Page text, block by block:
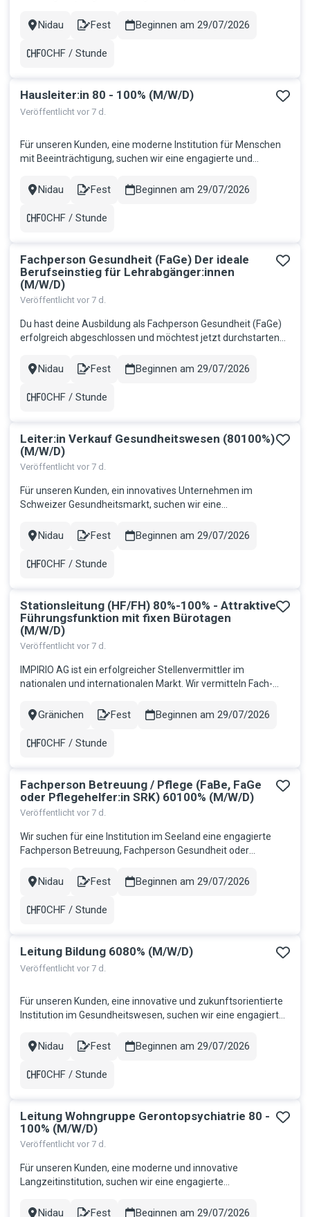
Leitungsperson Nachtwache 80-100%. Ihr Aufgabengebiet:
Nachtwache...
Stadt
Nidau
Contract
Fest Beginnen am 29/07/2026
Gehalt
0CHF / Stunde
Hausleiter:in 80 - 100% (M/W/D)
Veröffentlicht vor 7 d.
Für unseren Kunden, eine moderne Institution für Menschen
mit Beeinträchtigung, suchen wir eine engagierte und
Teamleitung Wohngruppe. In dieser vielseitigen Funktion
und gestalten gemeinsam m...
Stadt
Nidau
Contract
Fest Beginnen am 29/07/2026
Gehalt
0CHF / Stunde
Fachperson Gesundheit (FaGe) Der ideale
Berufseinstieg für Lehrabgänger:innen
(M/W/D)
Veröffentlicht vor 7 d.
Du hast deine Ausbildung als Fachperson Gesundheit (FaGe)
erfolgreich abgeschlossen und möchtest jetzt durchstarten?
Langzeitpflege oder Spitex - wir finden gemeinsam die
einbringen und den ideale...
Stadt
Nidau
Contract
Fest Beginnen am 29/07/2026
Gehalt
0CHF / Stunde
Leiter:in Verkauf Gesundheitswesen (80100%)
(M/W/D)
Veröffentlicht vor 7 d.
Für unseren Kunden, ein innovatives Unternehmen im
Schweizer Gesundheitsmarkt, suchen wir eine
Leidenschaft für Verkauf und Menschen. Ihre Aufgaben:
Stadt
Nidau
Contract
Fest Beginnen am 29/07/2026
Gehalt
0CHF / Stunde
Stationsleitung (HF/FH) 80%-100% - Attraktive
Führungsfunktion mit fixen Bürotagen
(M/W/D)
Veröffentlicht vor 7 d.
IMPIRIO AG ist ein erfolgreicher Stellenvermittler im
nationalen und internationalen Markt. Wir vermitteln Fach-
Mandantin, das attraktive Alterszentrum Schiffländi im
bedarfsgerechtes und...
Stadt
Gränichen
Contract
Fest Beginnen am 29/07/2026
Gehalt
0CHF / Stunde
Fachperson Betreuung / Pflege (FaBe, FaGe
oder Pflegehelfer:in SRK) 60100% (M/W/D)
Veröffentlicht vor 7 d.
Wir suchen für eine Institution im Seeland eine engagierte
Fachperson Betreuung, Fachperson Gesundheit oder
mit schweren mehrfachen Beeinträchtigungen. Ihr
sowie Gewährleistung der G...
Stadt
Nidau
Contract
Fest Beginnen am 29/07/2026
Gehalt
0CHF / Stunde
Leitung Bildung 6080% (M/W/D)
Veröffentlicht vor 7 d.
Für unseren Kunden, eine innovative und zukunftsorientierte
Institution im Gesundheitswesen, suchen wir eine engagierte
Kaderfunktion übernehmen Sie die Verantwortung für die
fördern...
Stadt
Nidau
Contract
Fest Beginnen am 29/07/2026
Gehalt
0CHF / Stunde
Leitung Wohngruppe Gerontopsychiatrie 80 -
100% (M/W/D)
Veröffentlicht vor 7 d.
Für unseren Kunden, eine moderne und innovative
Langzeitinstitution, suchen wir eine engagierte
Gerontopsychiatrie 80-100%. In dieser verantwortungsvollen
Nidau Fest Beginnen am 29/07/2026